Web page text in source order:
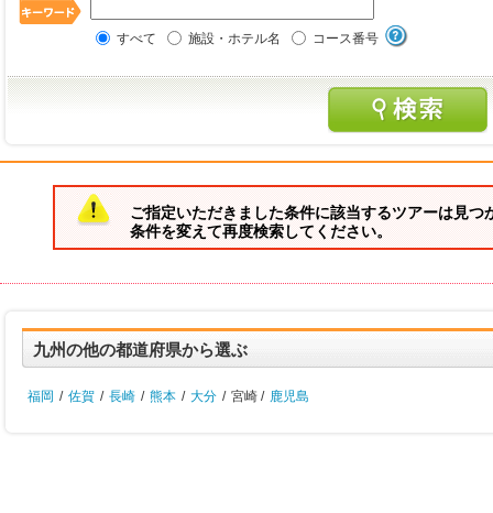
すべて 施設・ホテル名 コース番号
ご指定いただきました条件に該当するツアーは見つ
条件を変えて再度検索してください。
九州の他の都道府県から選ぶ
福岡 / 佐賀 / 長崎 / 熊本 / 大分 / 宮崎 / 鹿児島